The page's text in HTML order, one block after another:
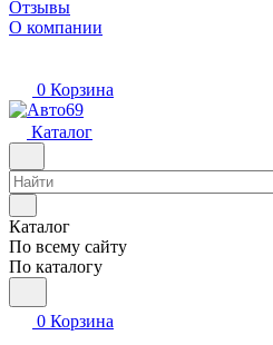
Отзывы
О компании
0 Корзина
Каталог
Каталог
По всему сайту
По каталогу
0 Корзина